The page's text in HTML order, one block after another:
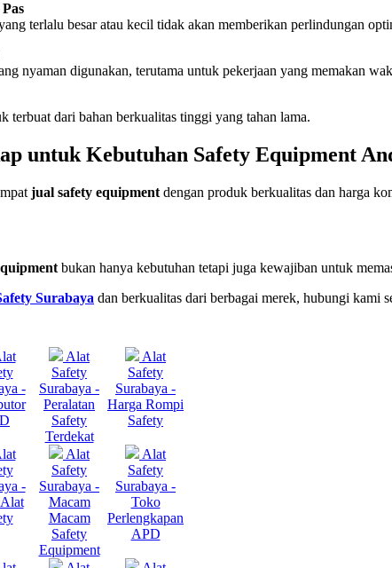
terlalu besar atau kecil tidak akan memberikan perlindungan
nyaman digunakan, terutama untuk pekerjaan yang memakan
terbuat dari bahan berkualitas tinggi yang tahan lama.
untuk Kebutuhan Safety Equipment
jual safety equipment dengan produk berkualitas dan harga
bukan hanya kebutuhan tetapi juga kewajiban untuk
Surabaya dan berkualitas dari berbagai merek, hubungi kami
-
Alat
Safety
Surabaya -
Peralatan
Safety
Terdekat
Alat
Safety
Surabaya -
Harga Rompi
Safety
-
Alat
Safety
Surabaya -
Macam
Macam
Safety
Equipment
Alat
Safety
Surabaya -
Toko
Perlengkapan
APD